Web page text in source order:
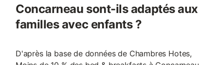
Concarneau sont-ils adaptés aux
familles avec enfants ?
D'après la base de données de Chambres Hotes,